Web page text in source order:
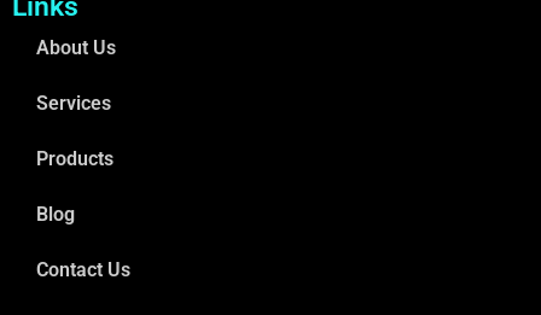
About Us
Services
Products
Blog
Contact Us